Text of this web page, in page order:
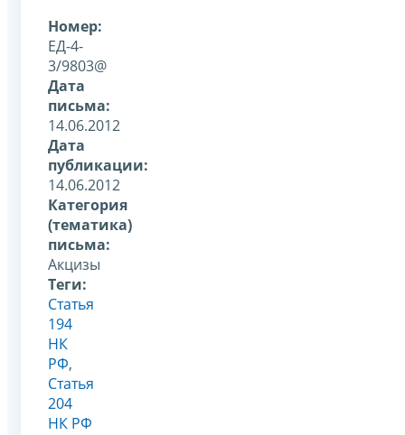
Номер:
ЕД-4-
3/9803@
Дата
письма:
14.06.2012
Дата
публикации:
14.06.2012
Категория
(тематика)
письма:
Акцизы
Теги:
Статья
194
НК
РФ,
Статья
204
НК РФ